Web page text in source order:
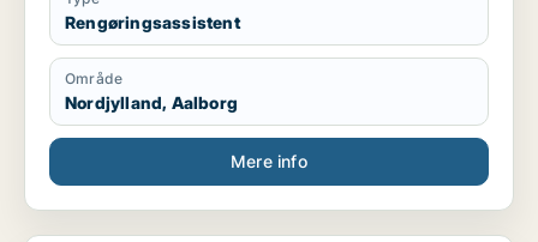
Rengøringsassistent
Område
Nordjylland, Aalborg
Mere info